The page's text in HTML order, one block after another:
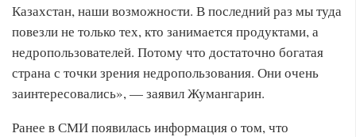
Казахстан, наши возможности. В последний раз мы туда
повезли не только тех, кто занимается продуктами, а
недропользователей. Потому что достаточно богатая
страна с точки зрения недропользования. Они очень
заинтересовались», — заявил Жумангарин.
Ранее в СМИ появилась информация о том, что